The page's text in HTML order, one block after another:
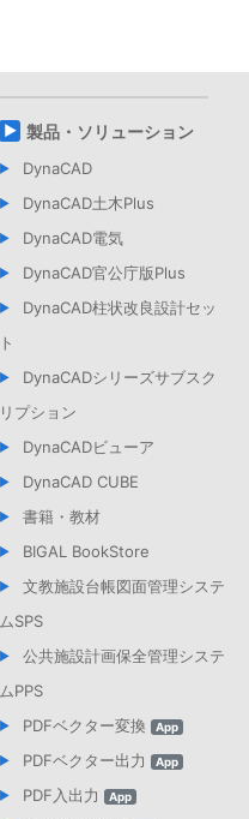
製品・ソリューション
DynaCAD
DynaCAD土木Plus
DynaCAD電気
DynaCAD官公庁版Plus
DynaCAD柱状改良設計セッ
ト
DynaCADシリーズサブスク
リプション
DynaCADビューア
DynaCAD CUBE
書籍・教材
BIGAL BookStore
文教施設台帳図面管理システ
ムSPS
公共施設計画保全管理システ
ムPPS
PDFベクター変換
App
PDFベクター出力 App
PDF入出力 App